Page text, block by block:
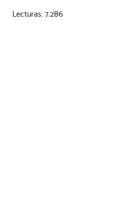
Lecturas:7.286